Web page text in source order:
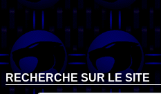
RECHERCHE SUR LE SITE